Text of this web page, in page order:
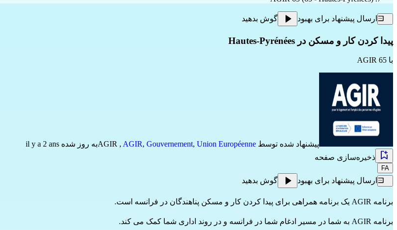
ارسال پیشنهاد برای بهبود گوش بدهید
پیدا کردن کار و مسکن در Hautes-Pyrénées
با AGIR 65
پیشنهاد شده توسط AGIR , AGIR, Gouvernement, Union Européenne
به روز شده il y a 2 ans
ذخیره‌سازی صفحه
FA
ارسال پیشنهاد برای بهبود گوش بدهید
برنامه AGIR یک برنامه همراهی برای پیدا کردن کار و مسکن پناهندگان در فرانسه است.
برنامه AGIR به شما در مسیر ادغام شما در فرانسه و در روند اداری شما کمک می کند.